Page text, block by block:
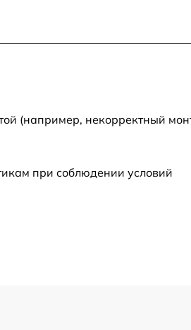
(например, некорректный
при соблюдении условий